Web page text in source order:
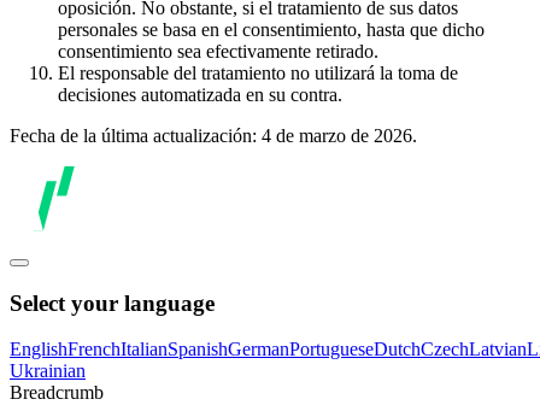
oposición. No obstante, si el tratamiento de sus datos
personales se basa en el consentimiento, hasta que dicho
consentimiento sea efectivamente retirado.
El responsable del tratamiento no utilizará la toma de
decisiones automatizada en su contra.
Fecha de la última actualización: 4 de marzo de 2026.
Select your language
EnglishFrenchItalianSpanishGermanPortugueseDutchCzechLatvian
Ukrainian
Breadcrumb